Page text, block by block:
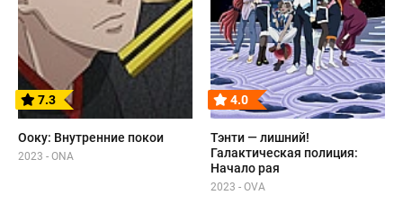
7.3
Ооку: Внутренние покои
2023 - ONA
4.0
Тэнти — лишний!
Галактическая полиция:
Начало рая
2023 - OVA